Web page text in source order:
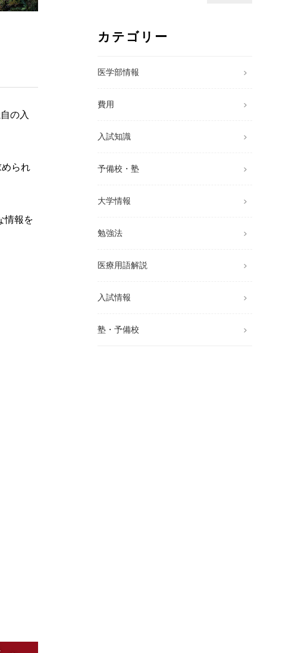
の入
られ
情報を
カテゴリー
医学部情報
費用
入試知識
予備校・塾
大学情報
勉強法
医療用語解説
入試情報
塾・予備校